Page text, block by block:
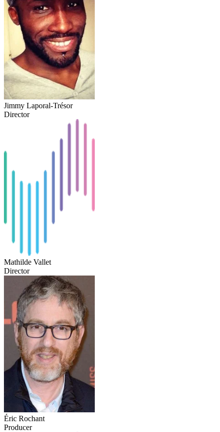
Jimmy Laporal-Trésor
Director
Mathilde Vallet
Director
Éric Rochant
Producer